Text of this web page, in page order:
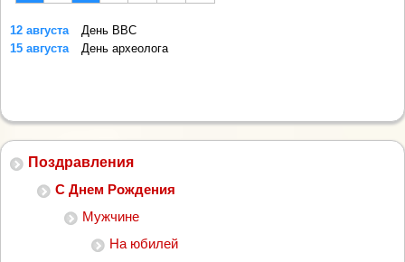
Поздравления
С Днем Рождения
Мужчине
На юбилей
12 августа
День ВВС
15 августа
День археолога